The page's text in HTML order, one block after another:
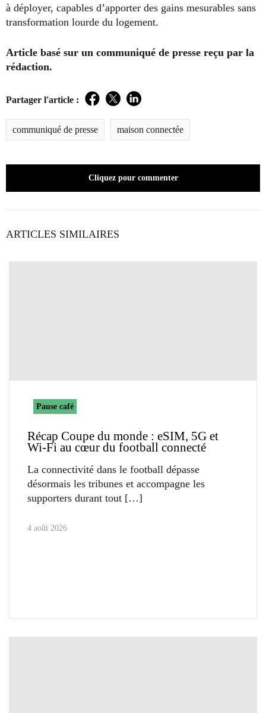
à déployer, capables d’apporter des gains mesurables sans
transformation lourde du logement.
Article basé sur un communiqué de presse reçu par la
rédaction.
Partager l'article : Facebook
TwitterLinkedIn
communiqué de presse maison connectée
Cliquez pour commenter
ARTICLES SIMILAIRES
Pause café
Récap Coupe du monde : eSIM, 5G et
Wi-Fi au cœur du football connecté
La connectivité dans le football dépasse
désormais les tribunes et accompagne les
supporters durant tout
4 août 2026